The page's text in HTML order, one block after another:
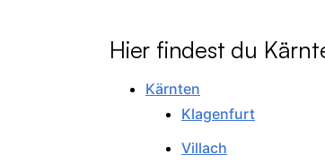
Hier findest du
Kärnten
Klagenfurt
Villach